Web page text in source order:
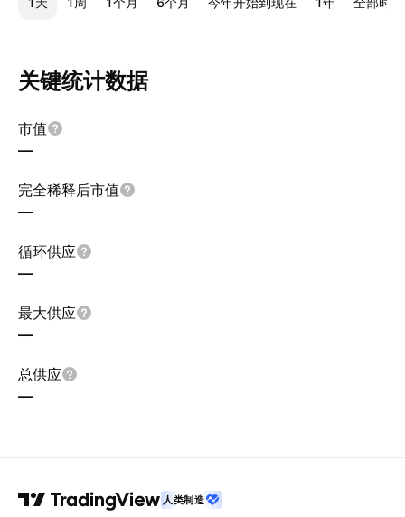
关键统计数据
市值
—
完全稀释后市值
—
循环供应
—
最大供应
—
总供应
—
人类制造